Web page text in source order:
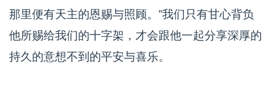
那里便有天主的恩赐与照顾。”我们只有甘心背负
他所赐给我们的十字架，才会跟他一起分享深厚的
持久的意想不到的平安与喜乐。